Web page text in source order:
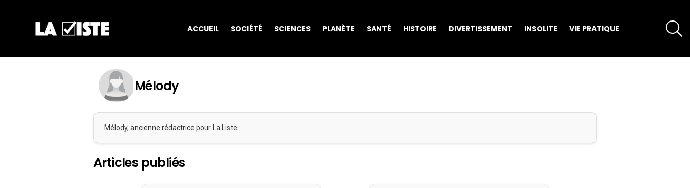
ACCUEIL SOCIÉTÉ SCIENCES PLANÈTE SANTÉ HISTOIRE DIVERTISSEMENT INSOLITE VIE PRATIQUE
Mélody
Mélody, ancienne rédactrice pour La Liste
Articles publiés